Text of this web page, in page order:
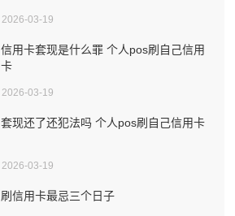
2026-03-19
信用卡套现是什么罪 个人pos刷自己信用
卡
2026-03-19
套现还了还犯法吗 个人pos刷自己信用卡
2026-03-19
刷信用卡最忌三个日子